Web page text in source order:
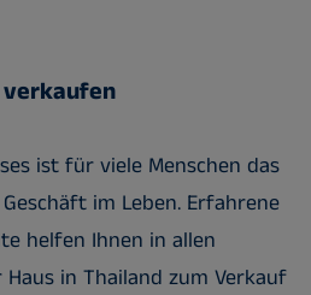
verkaufen
ist für viele Menschen das
im Leben. Erfahrene
helfen Ihnen in allen
Haus in Thailand zum Verkauf